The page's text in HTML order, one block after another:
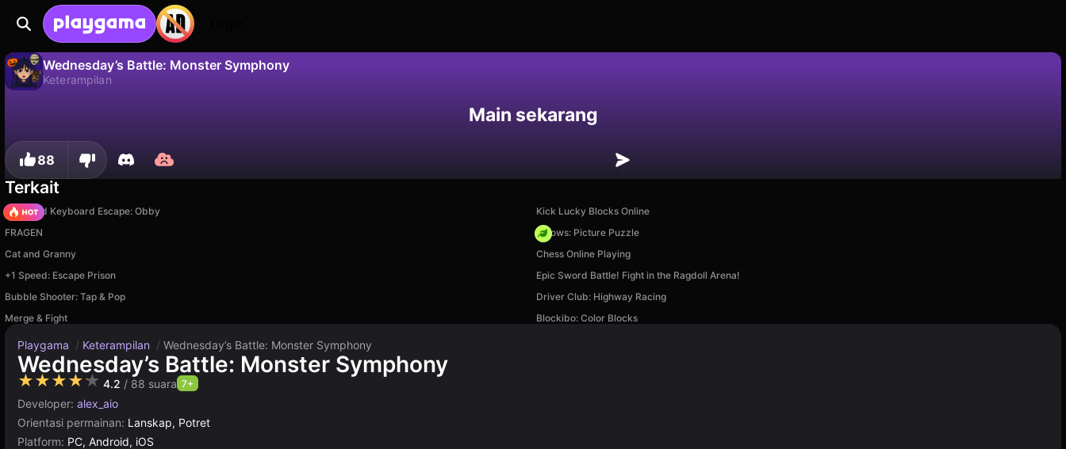
Wednesday’s Battle: Monster Symphony
Keterampilan
Main sekarang
88
Terkait
+1 Speed Keyboard Escape: Obby
Kick Lucky Blocks Online
FRAGEN
Arrows: Picture Puzzle
Cat and Granny
Chess Online Playing
+1 Speed: Escape Prison
Epic Sword Battle! Fight in the Ragdoll Arena!
Bubble Shooter: Tap & Pop
Driver Club: Highway Racing
Merge & Fight
Blockibo: Color Blocks
Playgama / Keterampilan / Wednesday’s Battle: Monster Symphony
Wednesday’s Battle: Monster Symphony
★★★★★ 4.2 / 88 suara 7+
Developer: alex_aio
Orientasi permainan: Lanskap, Potret
Platform: PC, Android, iOS